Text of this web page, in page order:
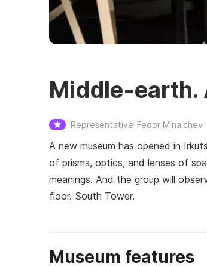
Middle-earth.
Representative Fedor Minaichev
A new museum has opened in
of prisms, optics, and lenses of
meanings. And the group will
floor. South Tower.
Museum features